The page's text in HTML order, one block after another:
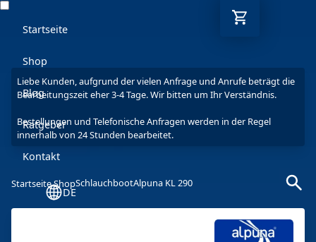
Startseite
Shop
Blog
Ratgeber
Kontakt
DE
Liebe Kunden, aufgrund der vielen Anfrage und Anrufe beträgt die
Bearbeitungszeit eher 3-4 Tage. Wir bitten um Ihr Verständnis.
Bestellungen und Telefonische Anfragen werden in der Regel
innerhalb von 24 Stunden bearbeitet.
Startseite ShopSchlauchbootAlpuna KL 290